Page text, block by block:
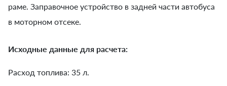
раме. Заправочное устройство в задней части автобуса
в моторном отсеке.
Исходные данные для расчета:
Расход топлива: 35 л.